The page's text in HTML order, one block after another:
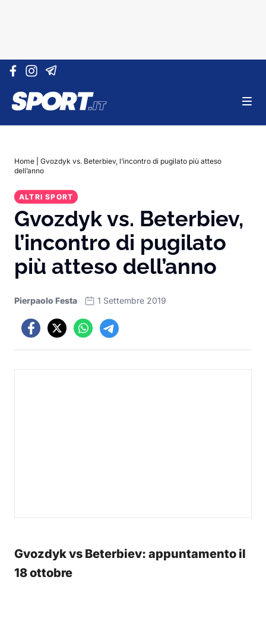
Vai al contenuto
Home
Gvozdyk vs. Beterbiev, l’incontro di pugilato più atteso
dell’anno
ALTRI SPORT
Gvozdyk vs. Beterbiev,
l’incontro di pugilato
più atteso dell’anno
Pierpaolo Festa 1 Settembre 2019
Gvozdyk vs Beterbiev: appuntamento il
18 ottobre